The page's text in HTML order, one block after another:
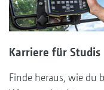
Karriere für Studis
Finde heraus, wie du